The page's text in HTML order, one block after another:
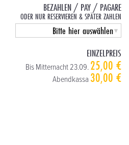
BEZAHLEN / PAY / PAGARE
ODER NUR RESERVIEREN & SPÄTER ZAHLEN
EINZELPREIS
Bis Mitternacht 23.09.25,00 €
Abendkassa 30,00 €